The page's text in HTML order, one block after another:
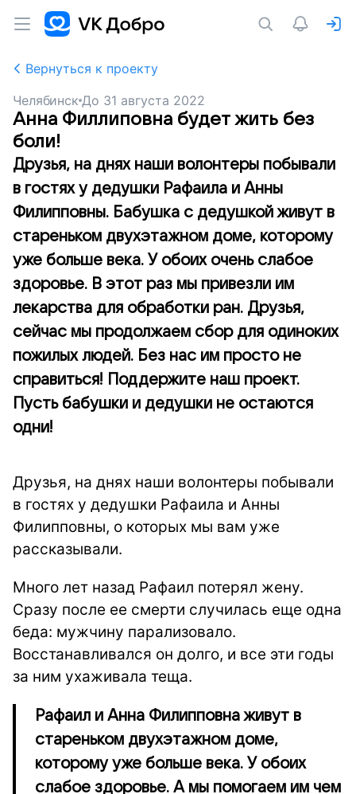
Вернуться к проекту
Челябинск До 31 августа 2022
Анна Филлиповна будет жить без
боли!
Друзья, на днях наши волонтеры побывали
в гостях у дедушки Рафаила и Анны
Филипповны. Бабушка с дедушкой живут в
стареньком двухэтажном доме, которому
уже больше века. У обоих очень слабое
здоровье. В этот раз мы привезли им
лекарства для обработки ран. Друзья,
сейчас мы продолжаем сбор для одиноких
пожилых людей. Без нас им просто не
справиться! Поддержите наш проект.
Пусть бабушки и дедушки не остаются
одни!
Друзья, на днях наши волонтеры побывали
в гостях у дедушки Рафаила и Анны
Филипповны, о которых мы вам уже
рассказывали.
Много лет назад Рафаил потерял жену.
Сразу после ее смерти случилась еще одна
беда: мужчину парализовало.
Восстанавливался он долго, и все эти годы
за ним ухаживала теща.
Рафаил и Анна Филипповна живут в
стареньком двухэтажном доме,
которому уже больше века. У обоих
слабое здоровье. А мы помогаем им чем